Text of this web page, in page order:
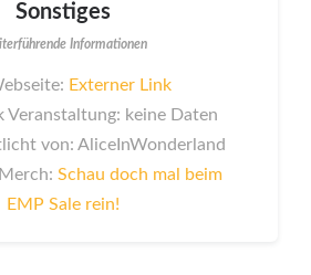
Sonstiges
Informationen
Externer Link
Veranstaltung: keine Daten
von: AliceInWonderland
Schau doch mal beim
EMP Sale rein!